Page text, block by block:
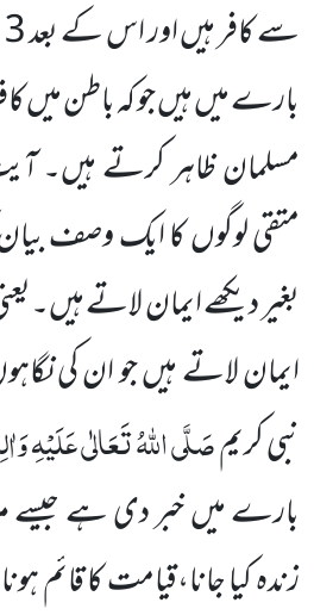
بارے میں ہیں جو کہ باطن میں
مسلمان ظاہر کرتے ہیں۔
متقی لوگوں کا ایک وصف
بغیر دیکھے ایمان لاتے
ایمان لاتے ہیں جو ان کی
نبی کریمصَلَّی اللہُ تَعَالٰی عَلَیْہِ
بارے میں خبر دی ہے جیسے
زندہ کیا جانا،قیامت کا قائم